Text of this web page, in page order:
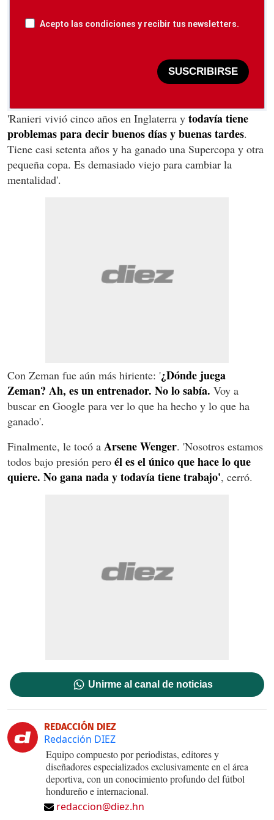
Acepto las condiciones y recibir tus newsletters.
SUSCRIBIRSE
'Ranieri vivió cinco años en Inglaterra y todavía tiene
problemas para decir buenos días y buenas tardes.
Tiene casi setenta años y ha ganado una Supercopa y otra
pequeña copa. Es demasiado viejo para cambiar la
mentalidad'.
Con Zeman fue aún más hiriente: '¿Dónde juega
Zeman? Ah, es un entrenador. No lo sabía. Voy a
buscar en Google para ver lo que ha hecho y lo que ha
ganado'.
Finalmente, le tocó a Arsene Wenger. 'Nosotros estamos
todos bajo presión pero él es el único que hace lo que
quiere. No gana nada y todavía tiene trabajo', cerró.
Unirme al canal de noticias
REDACCIÓN DIEZ
Redacción DIEZ
Equipo compuesto por periodistas, editores y
diseñadores especializados exclusivamente en el área
deportiva, con un conocimiento profundo del fútbol
hondureño e internacional.
redaccion@diez.hn